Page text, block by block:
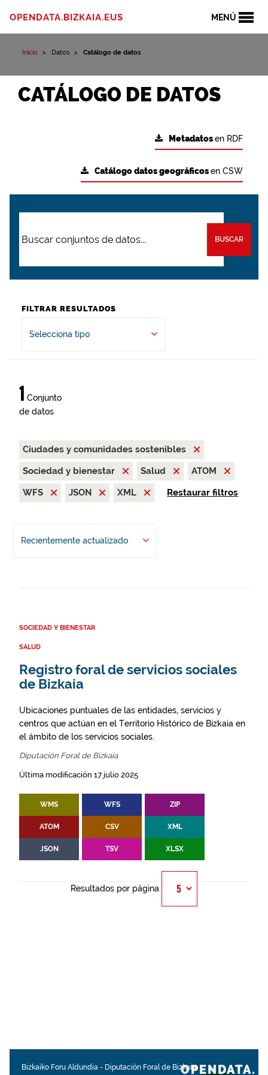
MENÚ
OPENDATA.BIZKAIA.EUS
Inicio Datos Catálogo de datos
CATÁLOGO DE DATOS
Metadatosen RDF
Catálogo datos geográficosen CSW
BUSCAR
FILTRAR RESULTADOS
Selecciona tipo
1 Conjunto
de datos
Ciudades y comunidades sostenibles
Sociedad y bienestar
Salud
ATOM
WFS
JSON XML Restaurar filtros
Recientemente actualizado
SOCIEDAD Y BIENESTAR
SALUD
Registro foral de servicios sociales
de Bizkaia
Ubicaciones puntuales de las entidades, servicios y
centros que actúan en el Territorio Histórico de Bizkaia en
el ámbito de los servicios sociales.
Diputación Foral de Bizkaia
Última modificación 17 julio 2025
WMS WFS ZIP
ATOM CSV XML
JSON TSV XLSX
Resultados por página
Bizkaiko Foru Aldundia - Diputación Foral de BizkaiaOPENDATA.